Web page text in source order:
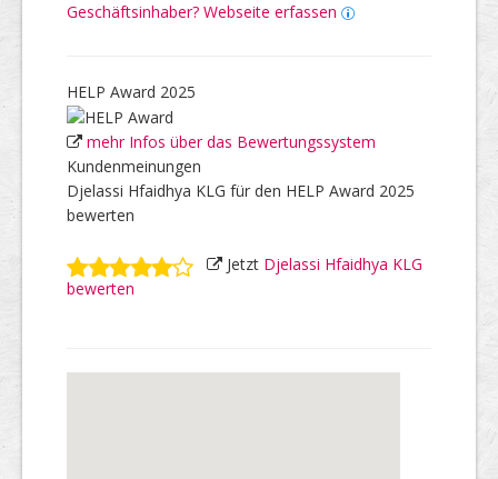
Geschäftsinhaber? Webseite erfassen
HELP Award 2025
mehr Infos über das Bewertungssystem
Kundenmeinungen
Djelassi Hfaidhya KLG für den HELP Award 2025
bewerten
Jetzt Djelassi Hfaidhya KLG
bewerten